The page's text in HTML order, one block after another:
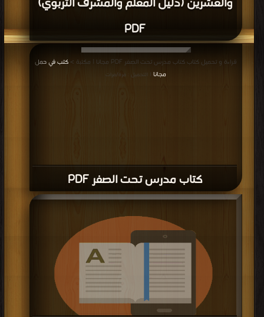
PDF
كتاب مدرس تحت الصفر PDF
قراءة و تحميل كتاب كتاب مدرس تحت الصفر PDF مجانا | مكتبة >
كتب في حمل
مجانا | التحميل : مرة/مرات